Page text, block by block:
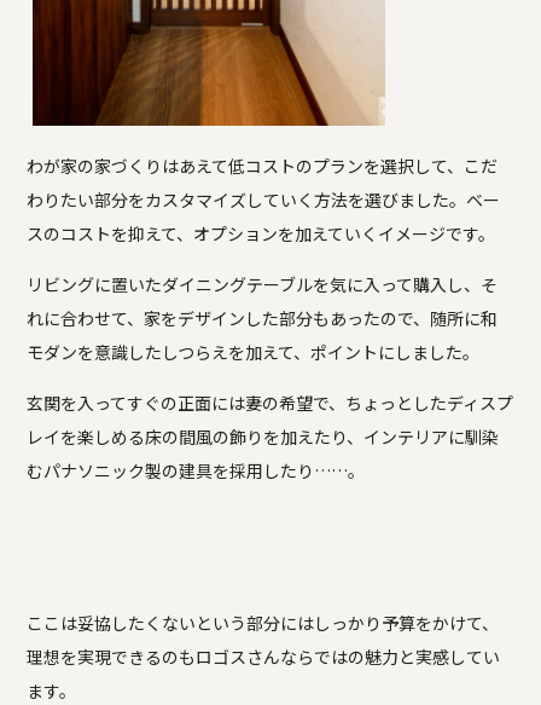
わが家の家づくりはあえて低コストのプランを選択して、こだ
わりたい部分をカスタマイズしていく方法を選びました。ベー
スのコストを抑えて、オプションを加えていくイメージです。
リビングに置いたダイニングテーブルを気に入って購入し、そ
れに合わせて、家をデザインした部分もあったので、随所に和
モダンを意識したしつらえを加えて、ポイントにしました。
玄関を入ってすぐの正面には妻の希望で、ちょっとしたディスプ
レイを楽しめる床の間風の飾りを加えたり、インテリアに馴染
むパナソニック製の建具を採用したり……。
ここは妥協したくないという部分にはしっかり予算をかけて、
理想を実現できるのもロゴスさんならではの魅力と実感してい
ます。